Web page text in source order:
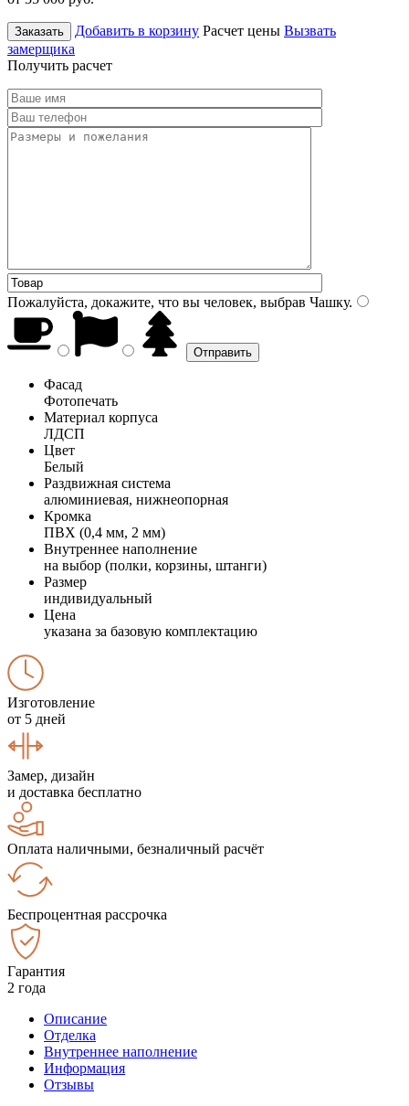
Заказать Добавить в корзину Расчет цены Вызвать
замерщика
Получить расчет
Пожалуйста, докажите, что вы человек, выбрав Чашку.
Фасад
Фотопечать
Материал корпуса
ЛДСП
Цвет
Белый
Раздвижная система
алюминиевая, нижнеопорная
Кромка
ПВХ (0,4 мм, 2 мм)
Внутреннее наполнение
на выбор (полки, корзины, штанги)
Размер
индивидуальный
Цена
указана за базовую комплектацию
Изготовление
от 5 дней
Замер, дизайн
и доставка бесплатно
Оплата наличными, безналичный расчёт
Беспроцентная рассрочка
Гарантия
2 года
Описание
Отделка
Внутреннее наполнение
Информация
Отзывы